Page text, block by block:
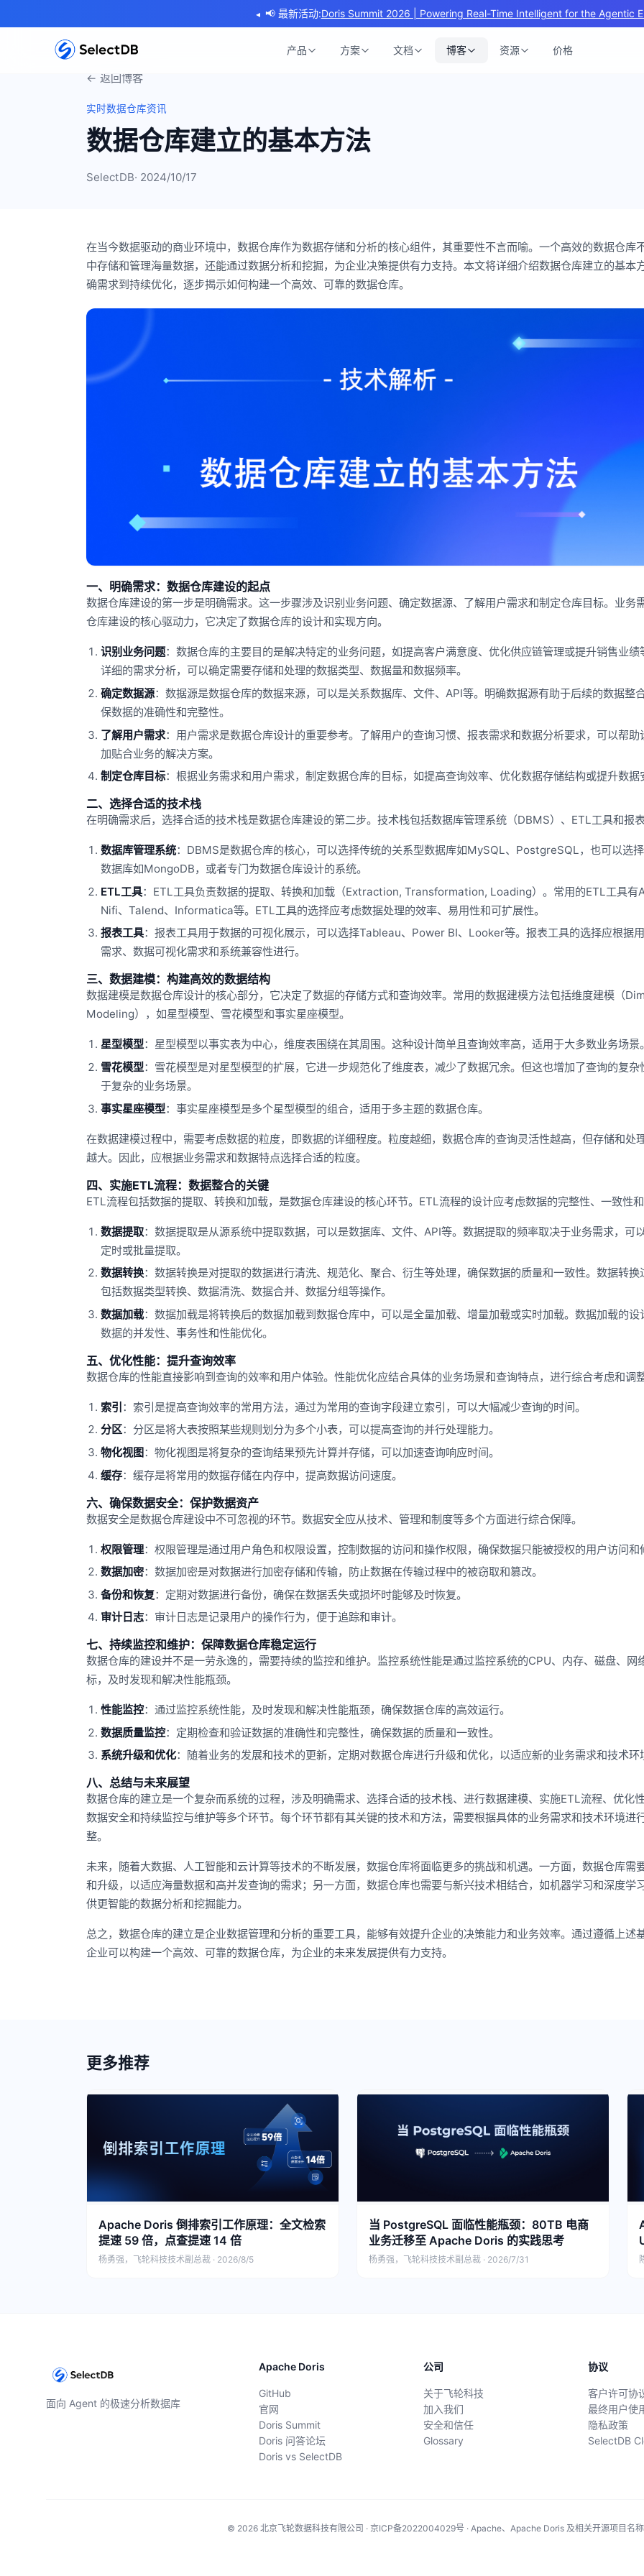
◂ 📢 最新活动:Doris Summit 2026 | Powering Real-Time Intelligent for the Agentic
产品 方案 文档 博客 资源 价格
← 返回博客
实时数据仓库资讯
数据仓库建立的基本方法
SelectDB· 2024/10/17
在当今数据驱动的商业环境中，数据仓库作为数据存储和分析的核心组件，其重要性不言而喻。一个高效的数据仓库
中存储和管理海量数据，还能通过数据分析和挖掘，为企业决策提供有力支持。本文将详细介绍数据仓库建立的基本
确需求到持续优化，逐步揭示如何构建一个高效、可靠的数据仓库。
一、明确需求：数据仓库建设的起点
数据仓库建设的第一步是明确需求。这一步骤涉及识别业务问题、确定数据源、了解用户需求和制定仓库目标。业务
仓库建设的核心驱动力，它决定了数据仓库的设计和实现方向。
识别业务问题：数据仓库的主要目的是解决特定的业务问题，如提高客户满意度、优化供应链管理或提升销售业绩
详细的需求分析，可以确定需要存储和处理的数据类型、数据量和数据频率。
确定数据源：数据源是数据仓库的数据来源，可以是关系数据库、文件、API等。明确数据源有助于后续的数据整
保数据的准确性和完整性。
了解用户需求：用户需求是数据仓库设计的重要参考。了解用户的查询习惯、报表需求和数据分析要求，可以帮助
加贴合业务的解决方案。
制定仓库目标：根据业务需求和用户需求，制定数据仓库的目标，如提高查询效率、优化数据存储结构或提升数据
二、选择合适的技术栈
在明确需求后，选择合适的技术栈是数据仓库建设的第二步。技术栈包括数据库管理系统（DBMS）、ETL工具和报表
数据库管理系统：DBMS是数据仓库的核心，可以选择传统的关系型数据库如MySQL、PostgreSQL，也可以选
数据库如MongoDB，或者专门为数据仓库设计的系统。
ETL工具：ETL工具负责数据的提取、转换和加载（Extraction, Transformation, Loading）。常用的ETL工具有
Nifi、Talend、Informatica等。ETL工具的选择应考虑数据处理的效率、易用性和可扩展性。
报表工具：报表工具用于数据的可视化展示，可以选择Tableau、Power BI、Looker等。报表工具的选择应根据
需求、数据可视化需求和系统兼容性进行。
三、数据建模：构建高效的数据结构
数据建模是数据仓库设计的核心部分，它决定了数据的存储方式和查询效率。常用的数据建模方法包括维度建模（
Modeling），如星型模型、雪花模型和事实星座模型。
星型模型：星型模型以事实表为中心，维度表围绕在其周围。这种设计简单且查询效率高，适用于大多数业务场景。
雪花模型：雪花模型是对星型模型的扩展，它进一步规范化了维度表，减少了数据冗余。但这也增加了查询的复杂
于复杂的业务场景。
事实星座模型：事实星座模型是多个星型模型的组合，适用于多主题的数据仓库。
在数据建模过程中，需要考虑数据的粒度，即数据的详细程度。粒度越细，数据仓库的查询灵活性越高，但存储和处
越大。因此，应根据业务需求和数据特点选择合适的粒度。
四、实施ETL流程：数据整合的关键
ETL流程包括数据的提取、转换和加载，是数据仓库建设的核心环节。ETL流程的设计应考虑数据的完整性、一致性和
数据提取：数据提取是从源系统中提取数据，可以是数据库、文件、API等。数据提取的频率取决于业务需求，可以
定时或批量提取。
数据转换：数据转换是对提取的数据进行清洗、规范化、聚合、衍生等处理，确保数据的质量和一致性。数据转换
包括数据类型转换、数据清洗、数据合并、数据分组等操作。
数据加载：数据加载是将转换后的数据加载到数据仓库中，可以是全量加载、增量加载或实时加载。数据加载的设
数据的并发性、事务性和性能优化。
五、优化性能：提升查询效率
数据仓库的性能直接影响到查询的效率和用户体验。性能优化应结合具体的业务场景和查询特点，进行综合考虑和调整
索引 ：索引是提高查询效率的常用方法，通过为常用的查询字段建立索引，可以大幅减少查询的时间。
分区：分区是将大表按照某些规则划分为多个小表，可以提高查询的并行处理能力。
物化视图：物化视图是将复杂的查询结果预先计算并存储，可以加速查询响应时间。
缓存：缓存是将常用的数据存储在内存中，提高数据访问速度。
六、确保数据安全：保护数据资产
数据安全是数据仓库建设中不可忽视的环节。数据安全应从技术、管理和制度等多个方面进行综合保障。
权限管理：权限管理是通过用户角色和权限设置，控制数据的访问和操作权限，确保数据只能被授权的用户访问和
数据加密：数据加密是对数据进行加密存储和传输，防止数据在传输过程中的被窃取和篡改。
备份和恢复：定期对数据进行备份，确保在数据丢失或损坏时能够及时恢复。
审计日志：审计日志是记录用户的操作行为，便于追踪和审计。
七、持续监控和维护：保障数据仓库稳定运行
数据仓库的建设并不是一劳永逸的，需要持续的监控和维护。监控系统性能是通过监控系统的CPU、内存、磁盘、网
标，及时发现和解决性能瓶颈。
性能监控：通过监控系统性能，及时发现和解决性能瓶颈，确保数据仓库的高效运行。
数据质量监控：定期检查和验证数据的准确性和完整性，确保数据的质量和一致性。
系统升级和优化：随着业务的发展和技术的更新，定期对数据仓库进行升级和优化，以适应新的业务需求和技术环
八、总结与未来展望
数据仓库的建立是一个复杂而系统的过程，涉及明确需求、选择合适的技术栈、进行数据建模、实施ETL流程、优化
数据安全和持续监控与维护等多个环节。每个环节都有其关键的技术和方法，需要根据具体的业务需求和技术环境进
整。
未来，随着大数据、人工智能和云计算等技术的不断发展，数据仓库将面临更多的挑战和机遇。一方面，数据仓库需
和升级，以适应海量数据和高并发查询的需求；另一方面，数据仓库也需要与新兴技术相结合，如机器学习和深度学
供更智能的数据分析和挖掘能力。
总之，数据仓库的建立是企业数据管理和分析的重要工具，能够有效提升企业的决策能力和业务效率。通过遵循上述基
企业可以构建一个高效、可靠的数据仓库，为企业的未来发展提供有力支持。
更多推荐
Apache Doris 倒排索引工作原理：全文检索
提速 59 倍，点查提速 14 倍
杨勇强，飞轮科技技术副总裁 · 2026/8/5
当 PostgreSQL 面临性能瓶颈：80TB 电商
业务迁移至 Apache Doris 的实践思考
杨勇强，飞轮科技技术副总裁 · 2026/7/31
面向 Agent 的极速分析数据库
Apache Doris
GitHub
官网
Doris Summit
Doris 问答论坛
Doris vs SelectDB
公司
关于飞轮科技
加入我们
安全和信任
Glossary
协议
客户许可协
最终用户使
隐私政策
SelectDB
© 2026 北京飞轮数据科技有限公司 · 京ICP备2022004029号 · Apache、Apache Doris 及相关开源项目名